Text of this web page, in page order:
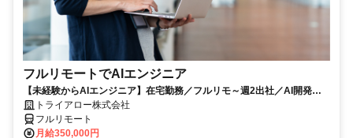
フルリモートでAIエンジニア
【未経験からAIエンジニア】在宅勤務／フルリモ～週2出社／AI開発を
仕事にする
トライアロー株式会社
フルリモート
月給350,000円